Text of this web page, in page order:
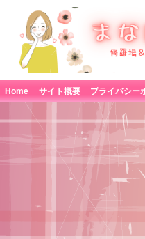
Home サイト概要 プライバシー